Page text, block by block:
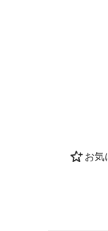
お気